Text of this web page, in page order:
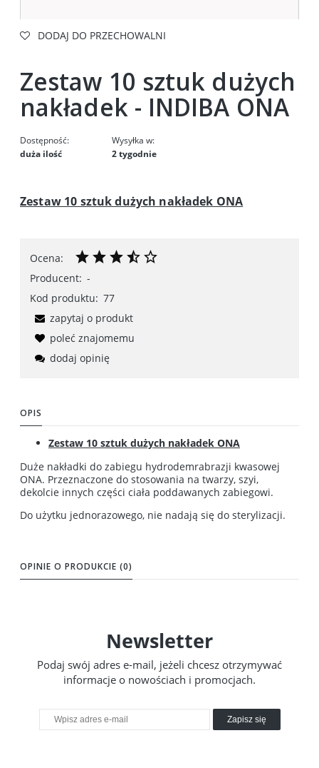
DODAJ DO PRZECHOWALNI
Zestaw 10 sztuk dużych
nakładek - INDIBA ONA
Dostępność:
duża ilość
Wysyłka w:
2 tygodnie
Zestaw 10 sztuk dużych nakładek ONA
Ocena:
Producent: -
Kod produktu: 77
zapytaj o produkt
poleć znajomemu
dodaj opinię
OPIS
Zestaw 10 sztuk dużych nakładek ONA
Duże nakładki do zabiegu hydrodemrabrazji kwasowej
ONA. Przeznaczone do stosowania na twarzy, szyi,
dekolcie innych części ciała poddawanych zabiegowi.
Do użytku jednorazowego, nie nadają się do sterylizacji.
OPINIE O PRODUKCIE (0)
Newsletter
Podaj swój adres e-mail, jeżeli chcesz otrzymywać
informacje o nowościach i promocjach.
Zapisz się